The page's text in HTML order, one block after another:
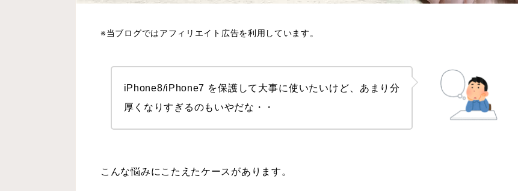
※当ブログではアフィリエイト広告を利用しています。
iPhone8/iPhone7 を保護して大事に使いたいけど、あまり分
厚くなりすぎるのもいやだな・・
こんな悩みにこたえたケースがあります。